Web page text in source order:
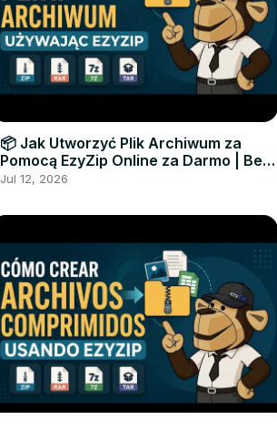
📦 Jak Utworzyć Plik Archiwum za
Pomocą EzyZip Online za Darmo | Bez
Instalacji Oprogramowania
Jul 12, 2026